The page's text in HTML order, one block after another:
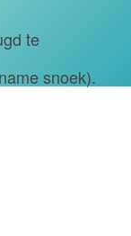
te
snoek).